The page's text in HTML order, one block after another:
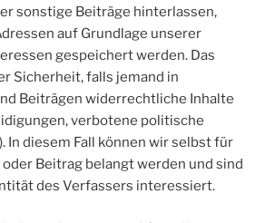
sonstige Beiträge hinterlassen,
auf Grundlage unserer
gespeichert werden. Das
Sicherheit, falls jemand in
Beiträgen widerrechtliche Inhalte
verbotene politische
In diesem Fall können wir selbst für
Beitrag belangt werden und sind
des Verfassers interessiert.